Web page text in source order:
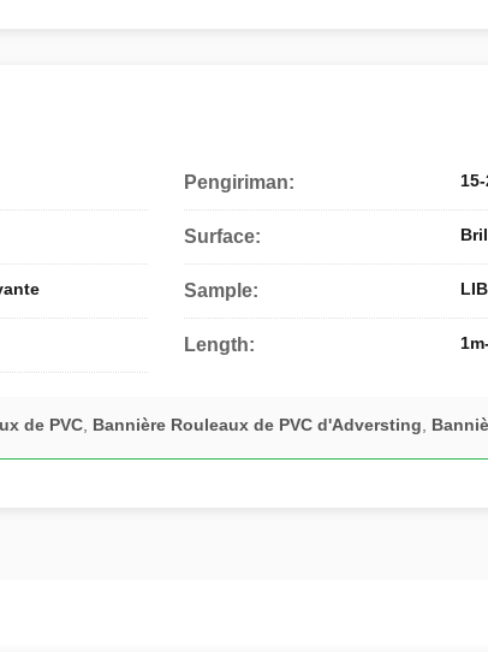
Pengiriman:
Surface:
Sample:
Length:
de PVC Bannière Rouleaux de PVC d'Adversting